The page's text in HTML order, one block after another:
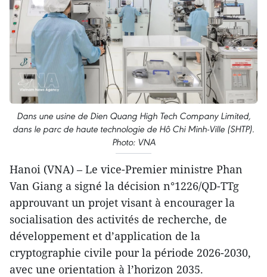
Dans une usine de Dien Quang High Tech Company Limited,
dans le parc de haute technologie de Hô Chi Minh-Ville (SHTP).
Photo: VNA
Hanoi (VNA) – Le vice-Premier ministre Phan
Van Giang a signé la décision n°1226/QD-TTg
approuvant un projet visant à encourager la
socialisation des activités de recherche, de
développement et d’application de la
cryptographie civile pour la période 2026-2030,
avec une orientation à l’horizon 2035.